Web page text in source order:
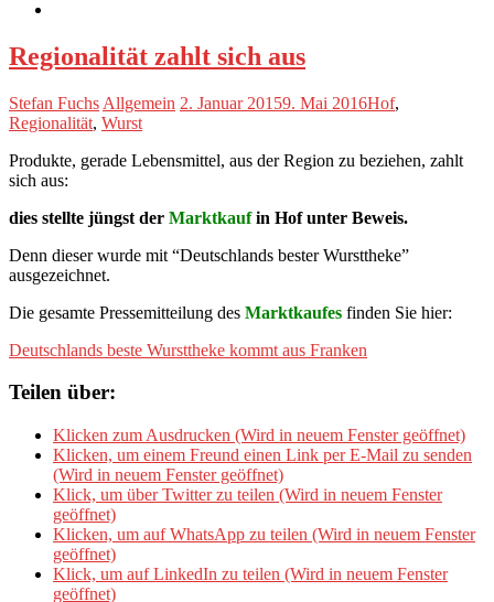
Regionalität zahlt sich aus
Stefan Fuchs Allgemein 2. Januar 20159. Mai 2016Hof,
Regionalität, Wurst
Produkte, gerade Lebensmittel, aus der Region zu beziehen, zahlt
sich aus:
dies stellte jüngst der Marktkaufin Hof unter Beweis.
Denn dieser wurde mit “Deutschlands bester Wursttheke”
ausgezeichnet.
Die gesamte Pressemitteilung des Marktkaufes finden Sie hier:
Deutschlands beste Wursttheke kommt aus Franken
Teilen über:
Klicken zum Ausdrucken (Wird in neuem Fenster geöffnet)
Klicken, um einem Freund einen Link per E-Mail zu senden
(Wird in neuem Fenster geöffnet)
Klick, um über Twitter zu teilen (Wird in neuem Fenster
geöffnet)
Klicken, um auf WhatsApp zu teilen (Wird in neuem Fenster
geöffnet)
Klick, um auf LinkedIn zu teilen (Wird in neuem Fenster
geöffnet)